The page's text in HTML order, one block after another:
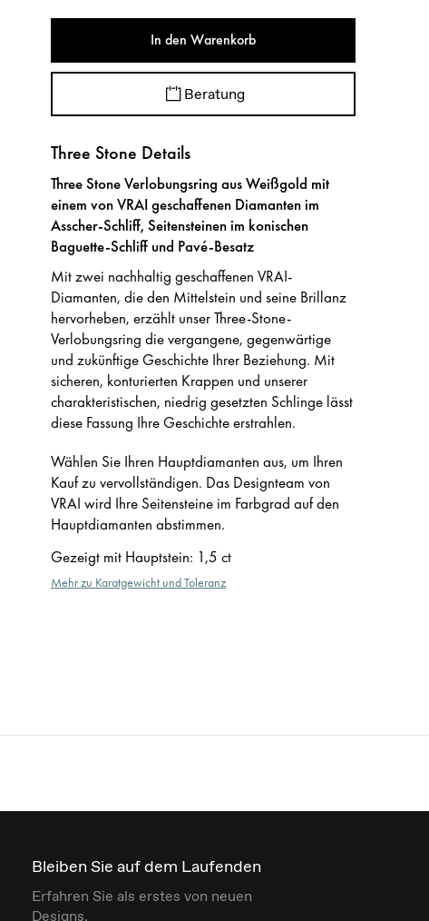
In den Warenkorb
Beratung
Three Stone Details
Three Stone Verlobungsring aus Weißgold mit
einem von VRAI geschaffenen Diamanten im
Asscher-Schliff, Seitensteinen im konischen
Baguette-Schliff und Pavé-Besatz
Mit zwei nachhaltig geschaffenen VRAI-
Diamanten, die den Mittelstein und seine Brillanz
hervorheben, erzählt unser Three-Stone-
Verlobungsring die vergangene, gegenwärtige
und zukünftige Geschichte Ihrer Beziehung. Mit
sicheren, konturierten Krappen und unserer
charakteristischen, niedrig gesetzten Schlinge lässt
diese Fassung Ihre Geschichte erstrahlen.
Wählen Sie Ihren Hauptdiamanten aus, um Ihren
Kauf zu vervollständigen. Das Designteam von
VRAI wird Ihre Seitensteine im Farbgrad auf den
Hauptdiamanten abstimmen.
Gezeigt mit Hauptstein: 1,5 ct
Mehr zu Karatgewicht und Toleranz
Bleiben Sie auf dem Laufenden
Erfahren Sie als erstes von neuen
Designs.